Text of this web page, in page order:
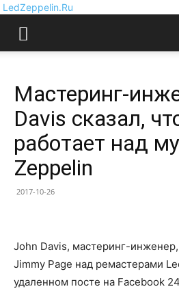
LedZeppelin.Ru
Мастеринг-
Davis сказал,
работает над
Zeppelin
2017-10-26
John Davis, мастеринг-
Jimmy Page над ремастерами
удаленном посте на Facebook